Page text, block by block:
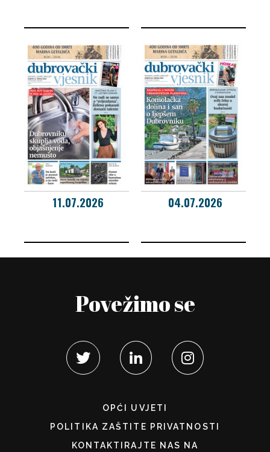
11.07.2026 04.07.2026
Povežimo se
OPĆI UVJETI
POLITIKA ZAŠTITE PRIVATNOSTI
KONTAKTIRAJTE NAS NA